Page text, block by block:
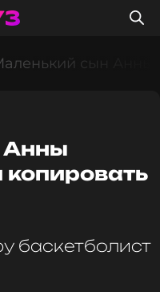
сын Анны
Анны
баскетболист